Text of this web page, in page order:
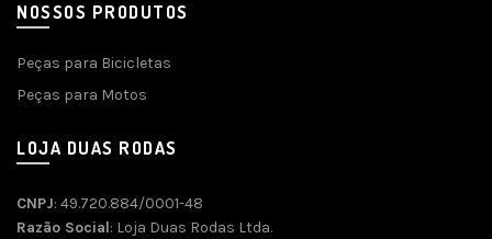
NOSSOS PRODUTOS
Peças para Bicicletas
Peças para Motos
LOJA DUAS RODAS
CNPJ: 49.720.884/0001-48
Razão Social: Loja Duas Rodas Ltda.